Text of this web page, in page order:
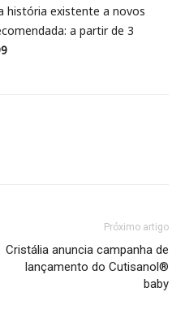
história existente a novos
a partir de 3
Próximo artigo
Cristália anuncia campanha de
lançamento do Cutisanol®
baby